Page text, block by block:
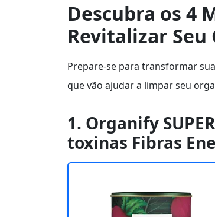
Descubra os 4
Revitalizar Seu
Prepare-se para transformar
que vão ajudar a limpar seu
1. Organify
toxinas Fibras